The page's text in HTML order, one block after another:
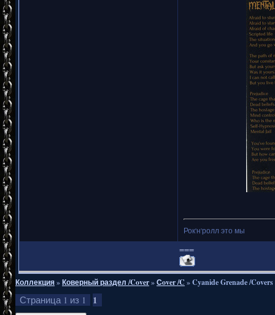
Рок'н'ролл это мы
===
Коллекция»Коверный раздел /Cover»Сover /C »Cyanide Grenade /Covers
Страница 1 из 1 1